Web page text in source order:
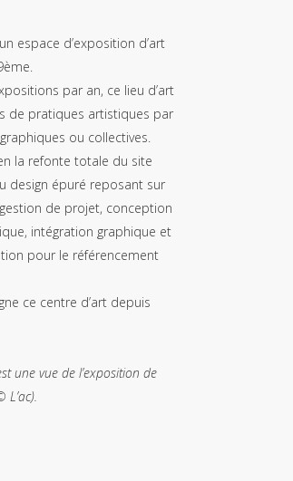
espace d’exposition d’art
par an, ce lieu d’art
de pratiques artistiques par
ou collectives.
la refonte totale du site
design épuré reposant sur
de projet, conception
intégration graphique et
pour le référencement
ce centre d’art depuis
une vue de l’exposition de